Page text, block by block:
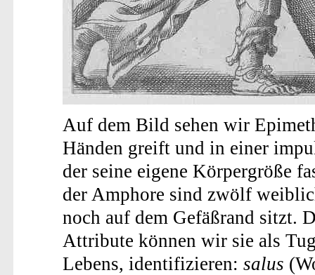
Auf dem Bild sehen wir
Händen greift und in einer
der seine eigene Körpergröße
der Amphore sind zwölf
noch auf dem Gefäßrand sitzt.
Attribute können wir sie als
Lebens, identifizieren: salus